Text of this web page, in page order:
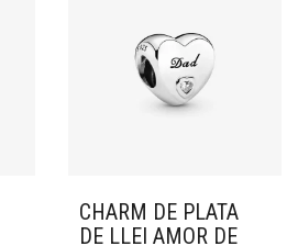
CHARM DE PLATA
DE LLEI AMOR DE